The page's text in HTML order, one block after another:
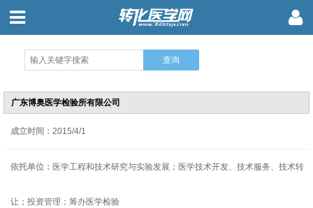
广东博奥医学检验所有限公司
成立时间： 2015/4/1
依托单位： 医学工程和技术研究与实验发展；医学技术开发、技术服务、技术转
让；投资管理；筹办医学检验